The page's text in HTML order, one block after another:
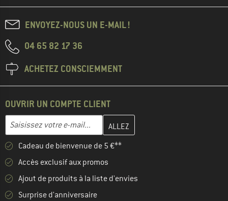
ENVOYEZ-NOUS UN E-MAIL !
04 65 82 17 36
ACHETEZ CONSCIEMMENT
OUVRIR UN COMPTE CLIENT
Adresse e-mail
Entrez votre adresse e-mail ici et créez votre compte client à la
Cadeau de bienvenue de 5 €**
Accès exclusif aux promos
Ajout de produits à la liste d'envies
Surprise d'anniversaire